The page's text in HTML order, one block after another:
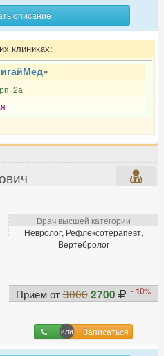
252
90
15
26
262
5
80
133
описание
клиниках:
»
2а
Врач высшей категории
Невролог, Рефлексотерапевт,
Вертебролог
Прием от3000 2700 -10%
Записаться